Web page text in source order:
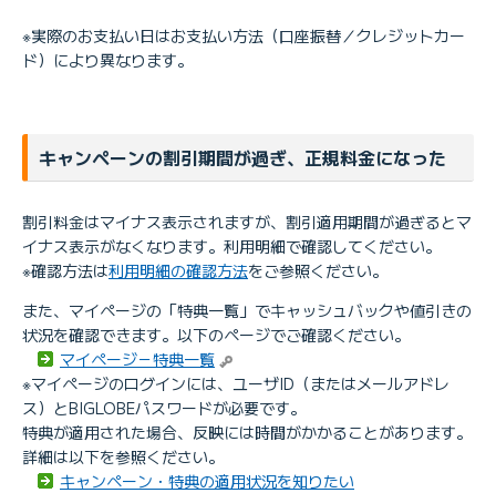
※実際のお支払い日はお支払い方法（口座振替／クレジットカー
ド）により異なります。
キャンペーンの割引期間が過ぎ、正規料金になった
割引料金はマイナス表示されますが、割引適用期間が過ぎるとマ
イナス表示がなくなります。利用明細で確認してください。
※確認方法は利用明細の確認方法をご参照ください。
また、マイページの「特典一覧」でキャッシュバックや値引きの
状況を確認できます。以下のページでご確認ください。
マイページ－特典一覧
※マイページのログインには、ユーザID（またはメールアドレ
ス）とBIGLOBEパスワードが必要です。
特典が適用された場合、反映には時間がかかることがあります。
詳細は以下を参照ください。
キャンペーン・特典の適用状況を知りたい